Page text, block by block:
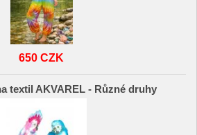
650 CZK
textil AKVAREL - Různé druhy